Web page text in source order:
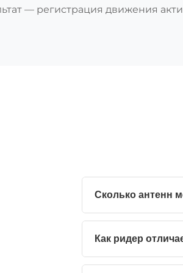
— регистрация движения
Сколько антенн
Как ридер